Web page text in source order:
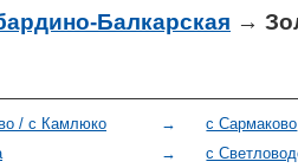
Балкарская →
→
/ с Камлюко
→
с Сармаково
с